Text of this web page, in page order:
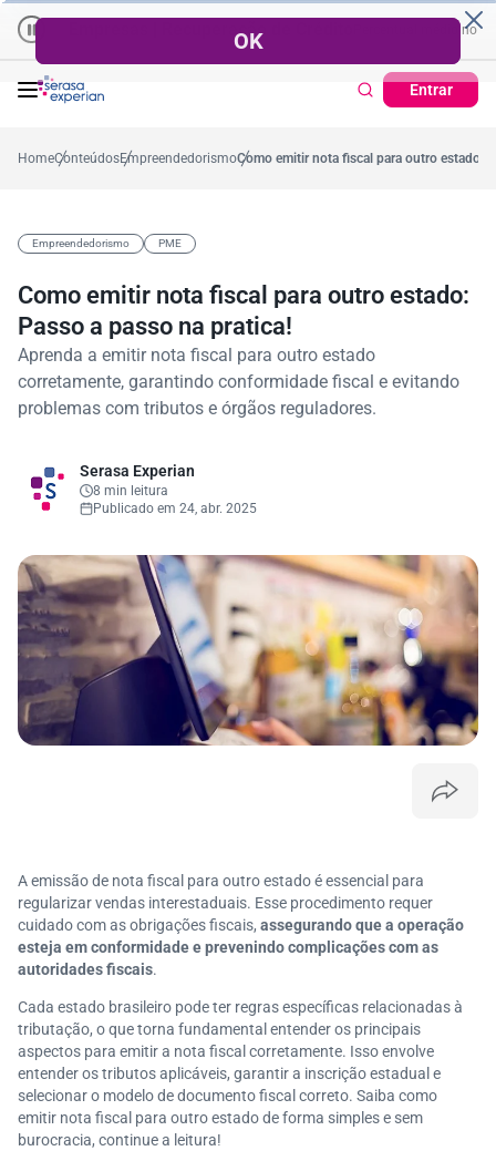
Empresas | Recuperação de Crédito 38,7%
Entrar
57,2% Cartão de Crédito | Cadastro
HomeConteúdosEmpreendedorismoComo emitir nota fiscal para outro estado:
Empreendedorismo PME
Como emitir nota fiscal para outro estado:
Passo a passo na pratica!
Aprenda a emitir nota fiscal para outro estado
corretamente, garantindo conformidade fiscal e evitando
problemas com tributos e órgãos reguladores.
Serasa Experian
8 min leitura
Publicado em 24, abr. 2025
A emissão de nota fiscal para outro estado é essencial para
regularizar vendas interestaduais. Esse procedimento requer
cuidado com as obrigações fiscais, assegurando que a operação
esteja em conformidade e prevenindo complicações com as
autoridades fiscais.
Cada estado brasileiro pode ter regras específicas relacionadas à
tributação, o que torna fundamental entender os principais
aspectos para emitir a nota fiscal corretamente. Isso envolve
entender os tributos aplicáveis, garantir a inscrição estadual e
selecionar o modelo de documento fiscal correto. Saiba como
emitir nota fiscal para outro estado de forma simples e sem
burocracia, continue a leitura!